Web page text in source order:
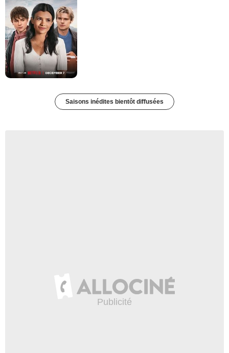
Saisons inédites bientôt diffusées